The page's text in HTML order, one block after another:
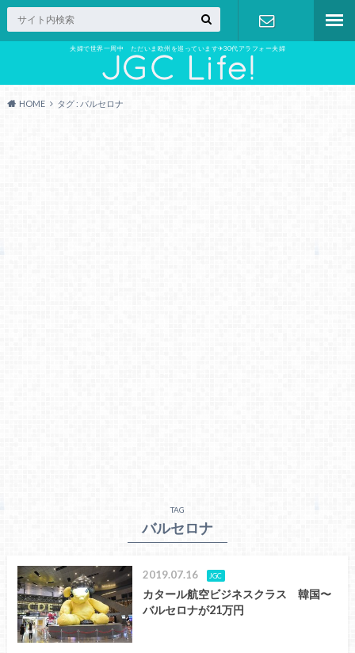
夫婦で世界一周中 ただいま欧州を巡っています✈︎30代アラフォー夫婦
お問い合わ
HOME タグ : バルセロナ
TAG
バルセロナ
2019.07.16 JGC
カタール航空ビジネスクラス 韓国〜
バルセロナが21万円